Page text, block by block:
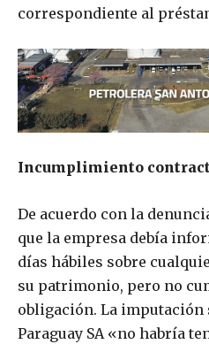
correspondiente al
Incumplimiento
De acuerdo con la
que la empresa debía
días hábiles sobre
su patrimonio, pero no
obligación. La imputación
Paraguay SA «no habría